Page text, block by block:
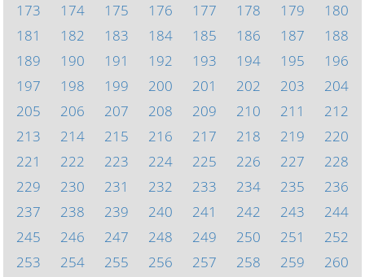
173
174 175 176 177 178 179
180
181
182 183 184 185 186 187
188
189
190 191 192 193 194 195
196
197
198 199 200 201 202 203
204
205
206 207 208 209 210 211
212
213
214 215 216 217 218 219
220
221
222 223 224 225 226 227
228
229
230 231 232 233 234 235
236
237
238 239 240 241 242 243
244
245
246 247 248 249 250 251
252
253
254 255 256 257 258 259
260